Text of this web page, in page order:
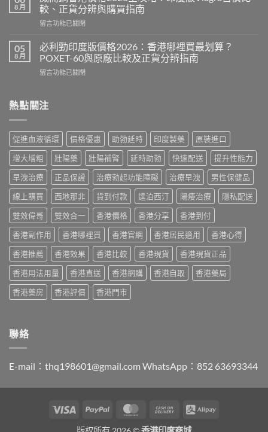
效
2026：
成
效
果、
法
港
指
南〉
中
Force
評
價
印
度
效
效
作
用
與
香
港
購
買
指
南〉
中
8 月
較、正貨分辨與購買指南
在
而
鋼
香
港
2026
略：
印
度
版
Viagra
售
價
比
較、
正
貨
分
辨
與
購
買
指
留言功能已關閉
05
8 月
必利勁印度版價格2026：香港哪裡買最划算？
POXET-60與原廠比較及正貨分辨指南
在
勁
印
版
價
格
2026：
香
港
哪
裡
買
最
划
算？
POXET-
60
與
原
廠
辨
南〉
留言功能已關閉
熱點關注
促進血液循環 價格優惠 助勃延時 印度製藥
原裝進口
增大增粗
壯陽藥 壯陽補腎 延時助勃 快速配送
提升性能力
早洩治療
正品保證 治療勃起功能障礙 治療早洩
男性保健品
線上購買
西地那非 貨到付款 達泊西汀 陽痿治療
隱私配送
雙效偉哥
雙效合一 香港價格 香港分享
香港到付
香港副作用
香港哪裡買 香港官網 香港居民適用
香港心得
香港推薦
香港效果 香港比較 香港現貨
香港現貨正品
香港用法用量
香港直送 香港網購 香港自取
香港藥局
香港藥房
香港評價 香港門市
聯絡
E-mail： thq198601@gmail.com WhatsApp：852 63693344
Visa PayPal MasterCardCash
Alipay